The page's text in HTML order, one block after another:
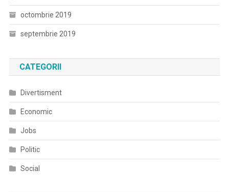
octombrie 2019
septembrie 2019
CATEGORII
Divertisment
Economic
Jobs
Politic
Social